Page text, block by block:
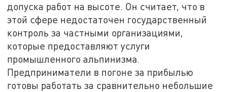
допуска работ на высоте. Он считает, что в
этой сфере недостаточен государственный
контроль за частными организациями,
которые предоставляют услуги
промышленного альпинизма.
Предприниматели в погоне за прибылью
готовы работать за сравнительно небольшие